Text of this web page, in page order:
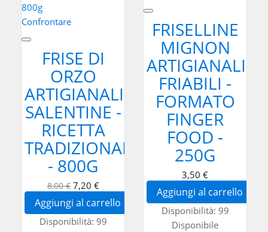
Confrontare
FRISE DI
ORZO
ARTIGIANALI
SALENTINE -
RICETTA
TRADIZIONALE
- 800G
8,00 € 7,20 €
Aggiungi al carrello
Disponibilità: 99
FRISELLINE
MIGNON
ARTIGIANALI
FRIABILI -
FORMATO
FINGER
FOOD -
250G
3,50 €
Aggiungi al carrello
Disponibilità: 99
Disponibile